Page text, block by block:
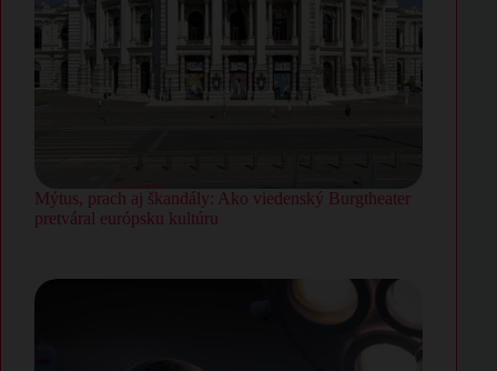
Mýtus, prach aj škandály: Ako viedenský Burgtheater
pretváral európsku kultúru